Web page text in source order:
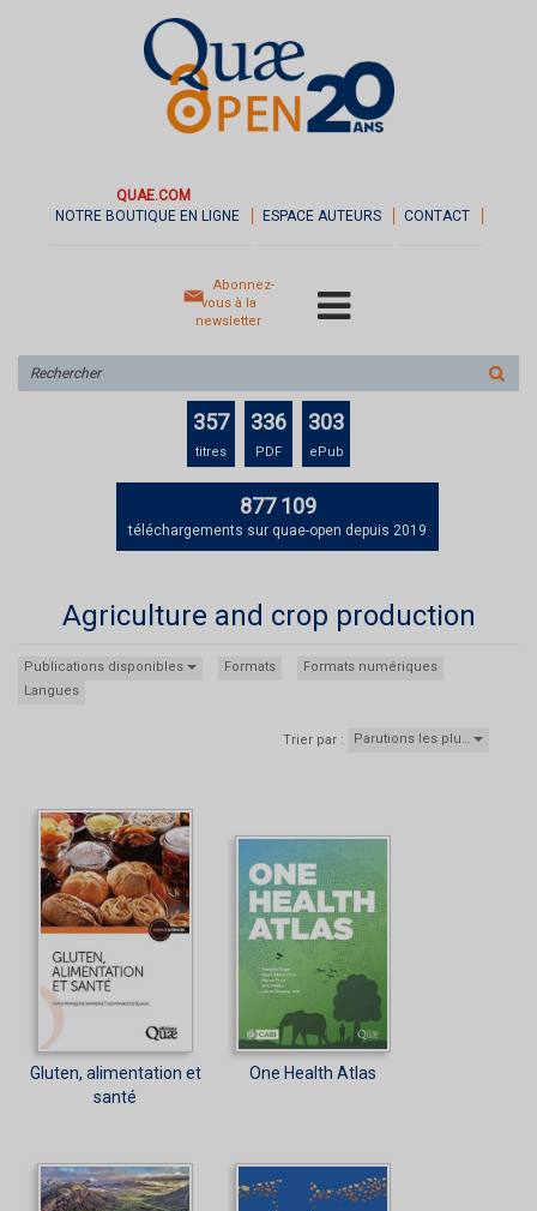
QUAE.COM
NOTRE BOUTIQUE EN LIGNE
ESPACE AUTEURS CONTACT
Abonnez-
vous à la
newsletter
sur
le
357
titres
336
PDF
303
ePub
877 109
téléchargements sur quae-open depuis 2019
Agriculture and crop production
Publications disponibles Formats
Formats numériques
Langues
Trier par : Parutions les plu…
Gluten, alimentation et
santé
One Health Atlas